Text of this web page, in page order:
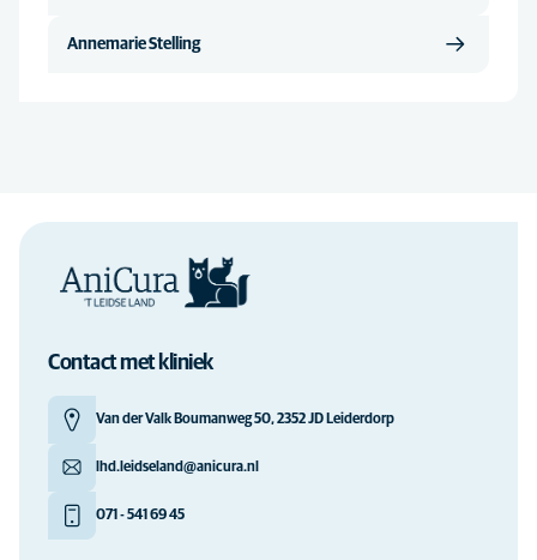
Annemarie Stelling
Contact met kliniek
Van der Valk Boumanweg 50, 2352 JD Leiderdorp
lhd.leidseland@anicura.nl
071 - 541 69 45